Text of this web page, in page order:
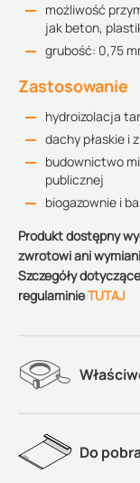
możliwość
jak beton,
grubość: 0,75
Zastosowanie
hydroizolacja
dachy płaskie i
budownictwo
publicznej
biogazownie i
Produkt dostępny
zwrotowi ani
Szczegóły
regulaminieTUTAJ
Do